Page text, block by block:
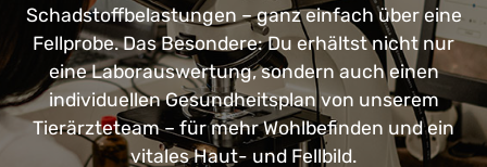
Schadstoffbelastungen – ganz einfach über eine
Fellprobe. Das Besondere: Du erhältst nicht nur
eine Laborauswertung, sondern auch einen
individuellen Gesundheitsplan von unserem
Tierärzteteam – für mehr Wohlbefinden und ein
vitales Haut- und Fellbild.